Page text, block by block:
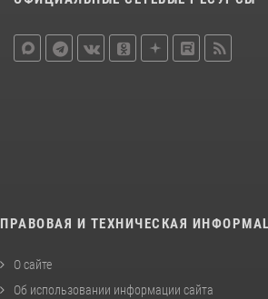
ПРАВОВАЯ И ТЕХНИЧЕСКАЯ
О сайте
Об использовании информации сайта